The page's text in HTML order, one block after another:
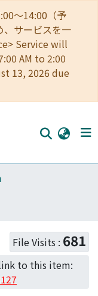
～14:00（予
、サービスを一
Service will
AM to 2:00
13, 2026 due
File Visits : 681
to this item: